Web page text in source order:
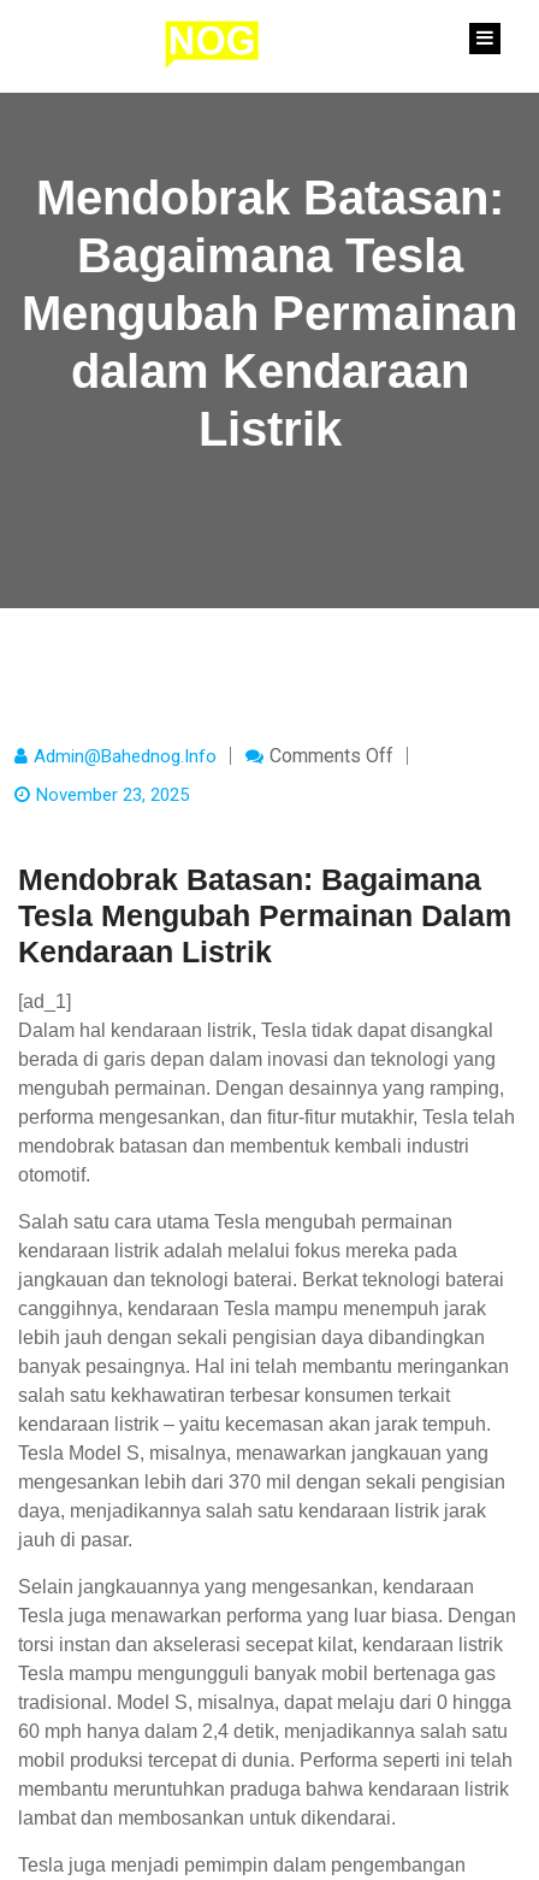
Mendobrak Batasan:
Bagaimana Tesla
Mengubah Permainan
dalam Kendaraan
Listrik
Admin@bahednog.info Comments OffOn
Permainan
Dalam
Kendaraan
Listrik
November 23, 2025
Mendobrak Batasan: Bagaimana
Tesla Mengubah Permainan Dalam
Kendaraan Listrik
[ad_1]
Dalam hal kendaraan listrik, Tesla tidak dapat disangkal
berada di garis depan dalam inovasi dan teknologi yang
mengubah permainan. Dengan desainnya yang ramping,
performa mengesankan, dan fitur-fitur mutakhir, Tesla telah
mendobrak batasan dan membentuk kembali industri
otomotif.
Salah satu cara utama Tesla mengubah permainan
kendaraan listrik adalah melalui fokus mereka pada
jangkauan dan teknologi baterai. Berkat teknologi baterai
canggihnya, kendaraan Tesla mampu menempuh jarak
lebih jauh dengan sekali pengisian daya dibandingkan
banyak pesaingnya. Hal ini telah membantu meringankan
salah satu kekhawatiran terbesar konsumen terkait
kendaraan listrik – yaitu kecemasan akan jarak tempuh.
Tesla Model S, misalnya, menawarkan jangkauan yang
mengesankan lebih dari 370 mil dengan sekali pengisian
daya, menjadikannya salah satu kendaraan listrik jarak
jauh di pasar.
Selain jangkauannya yang mengesankan, kendaraan
Tesla juga menawarkan performa yang luar biasa. Dengan
torsi instan dan akselerasi secepat kilat, kendaraan listrik
Tesla mampu mengungguli banyak mobil bertenaga gas
tradisional. Model S, misalnya, dapat melaju dari 0 hingga
60 mph hanya dalam 2,4 detik, menjadikannya salah satu
mobil produksi tercepat di dunia. Performa seperti ini telah
membantu meruntuhkan praduga bahwa kendaraan listrik
lambat dan membosankan untuk dikendarai.
Tesla juga menjadi pemimpin dalam pengembangan